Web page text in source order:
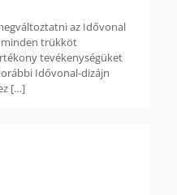
az Idővonal
minden trükköt
tevékenységüket
Idővonal-dizájn
[…]